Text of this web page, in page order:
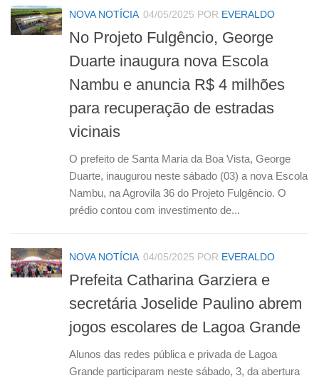
NOVA NOTÍCIA 04/05/2025 POR EVERALDO
No Projeto Fulgêncio, George
Duarte inaugura nova Escola
Nambu e anuncia R$ 4 milhões
para recuperação de estradas
vicinais
O prefeito de Santa Maria da Boa Vista, George
Duarte, inaugurou neste sábado (03) a nova Escola
Nambu, na Agrovila 36 do Projeto Fulgêncio. O
prédio contou com investimento de...
NOVA NOTÍCIA 04/05/2025 POR EVERALDO
Prefeita Catharina Garziera e
secretária Joselide Paulino abrem
jogos escolares de Lagoa Grande
Alunos das redes pública e privada de Lagoa
Grande participaram neste sábado, 3, da abertura